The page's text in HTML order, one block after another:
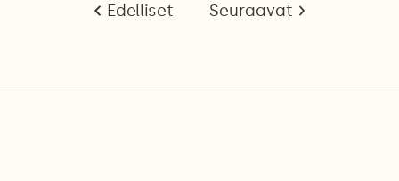
Edelliset Seuraavat